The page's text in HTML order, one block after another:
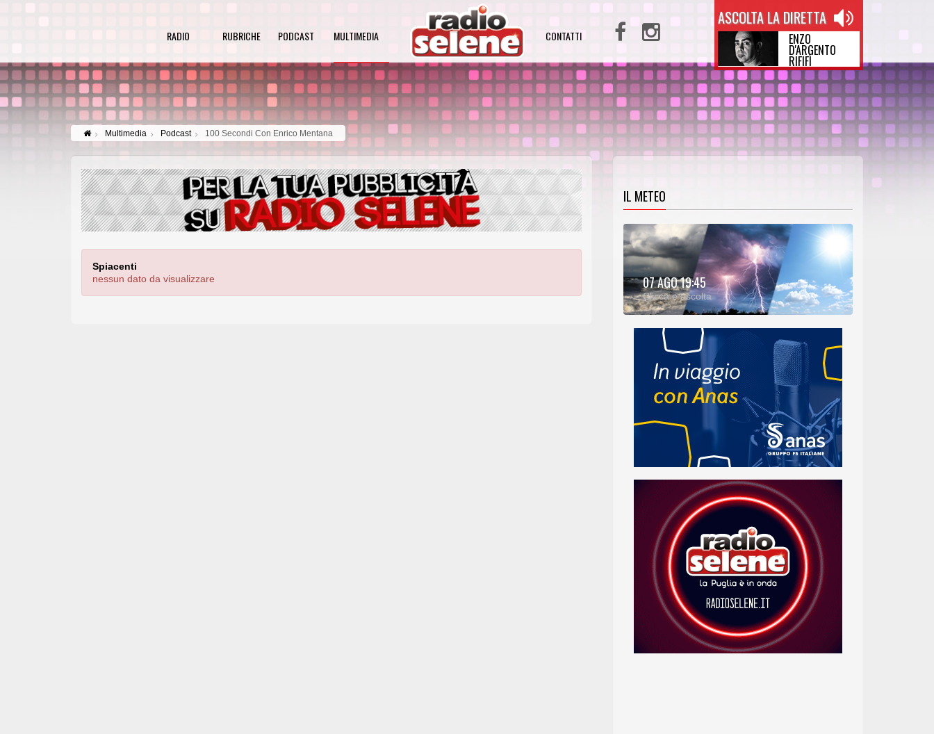
RADIO RUBRICHE PODCAST MULTIMEDIA CONTATTI
ASCOLTA LA DIRETTA
ENZO
D'ARGENTO
RIFIFÌ
Multimedia Podcast 100 Secondi Con Enrico Mentana
Spiacenti
nessun dato da visualizzare
IL METEO
07 AGO 19:45
Clicca e ascolta
METEO:
00:00
00:25